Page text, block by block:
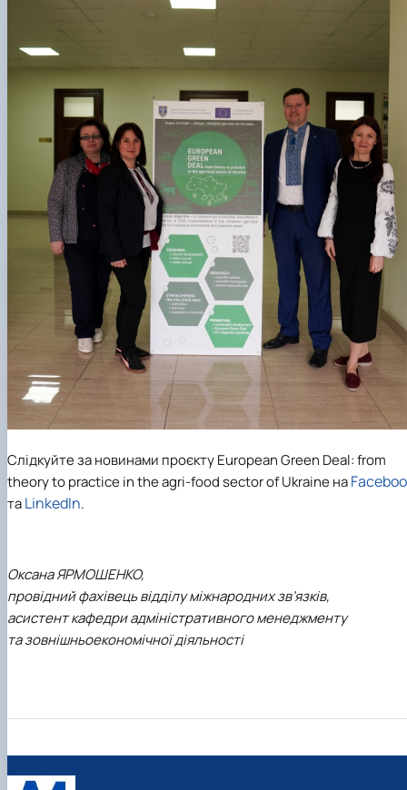
Слідкуйте за новинами проєкту European Green Deal: from
theory to practice in the agri-food sector of Ukraine на
таLinkedIn.
Оксана ЯРМОШЕНКО,
провідний фахівець відділу міжнародних зв’язків,
асистент кафедри адміністративного менеджменту
та зовнішньоекономічної діяльності